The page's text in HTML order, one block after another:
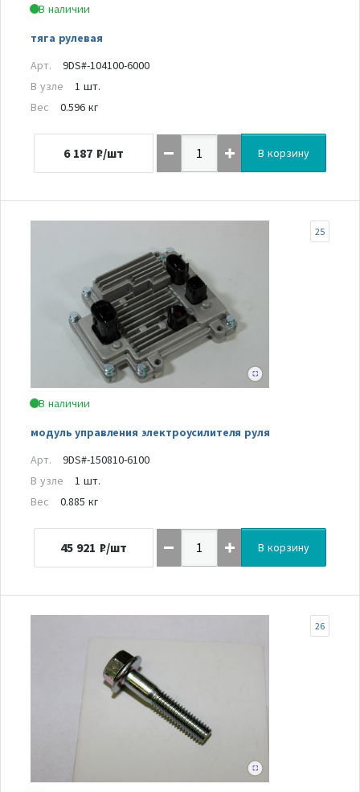
В наличии
тяга рулевая
Арт.
9DS#-104100-6000
В узле
1 шт.
Вес
0.596 кг
6 187 ₽/шт В корзину
В наличии
модуль управления электроусилителя руля
25
Арт.
9DS#-150810-6100
В узле
1 шт.
Вес
0.885 кг
45 921 ₽/шт В корзину
26